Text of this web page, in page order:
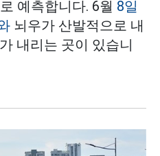
예측합니다. 6월 8일
뇌우가 산발적으로 내
내리는 곳이 있습니